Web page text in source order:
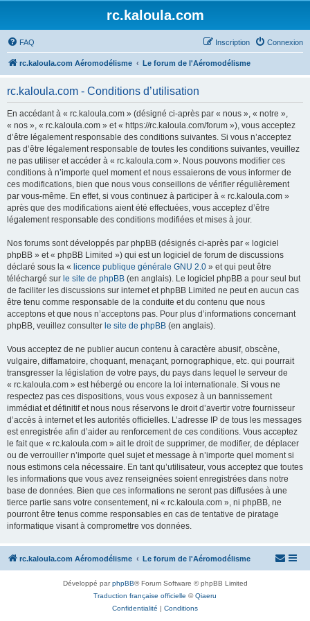
rc.kaloula.com
FAQ Connexion
Inscription
rc.kaloula.com Aéromodélisme Le forum de l'Aéromodélisme
rc.kaloula.com - Conditions d’utilisation
En accédant à « rc.kaloula.com » (désigné ci-après par « nous », « notre »,
« nos », « rc.kaloula.com » et « https://rc.kaloula.com/forum »), vous acceptez
d’être légalement responsable des conditions suivantes. Si vous n’acceptez
pas d’être légalement responsable de toutes les conditions suivantes, veuillez
ne pas utiliser et accéder à « rc.kaloula.com ». Nous pouvons modifier ces
conditions à n’importe quel moment et nous essaierons de vous informer de
ces modifications, bien que nous vous conseillons de vérifier régulièrement
par vous-même. En effet, si vous continuez à participer à « rc.kaloula.com »
après que des modifications aient été effectuées, vous acceptez d’être
légalement responsable des conditions modifiées et mises à jour.
Nos forums sont développés par phpBB (désignés ci-après par « logiciel
phpBB » et « phpBB Limited ») qui est un logiciel de forum de discussions
déclaré sous la « licence publique générale GNU 2.0 » et qui peut être
téléchargé sur le site de phpBB (en anglais). Le logiciel phpBB a pour seul but
de faciliter les discussions sur internet et phpBB Limited ne peut en aucun cas
être tenu comme responsable de la conduite et du contenu que nous
acceptons et que nous n’acceptons pas. Pour plus d’informations concernant
phpBB, veuillez consulter le site de phpBB (en anglais).
Vous acceptez de ne publier aucun contenu à caractère abusif, obscène,
vulgaire, diffamatoire, choquant, menaçant, pornographique, etc. qui pourrait
transgresser la législation de votre pays, du pays dans lequel le serveur de
« rc.kaloula.com » est hébergé ou encore la loi internationale. Si vous ne
respectez pas ces dispositions, vous vous exposez à un bannissement
immédiat et définitif et nous nous réservons le droit d’avertir votre fournisseur
d’accès à internet et les autorités officielles. L’adresse IP de tous les messages
est enregistrée afin d’aider au renforcement de ces conditions. Vous acceptez
le fait que « rc.kaloula.com » ait le droit de supprimer, de modifier, de déplacer
ou de verrouiller n’importe quel sujet et message à n’importe quel moment si
nous estimons cela nécessaire. En tant qu’utilisateur, vous acceptez que toutes
les informations que vous avez renseignées soient enregistrées dans notre
base de données. Bien que ces informations ne seront pas diffusées à une
tierce partie sans votre consentement, ni « rc.kaloula.com », ni phpBB, ne
pourront être tenus comme responsables en cas de tentative de piratage
informatique visant à compromettre vos données.
rc.kaloula.com Aéromodélisme Le forum de l'Aéromodélisme
Développé parphpBB® Forum Software © phpBB Limited
Traduction française officielle ©Qiaeru
Confidentialité | Conditions